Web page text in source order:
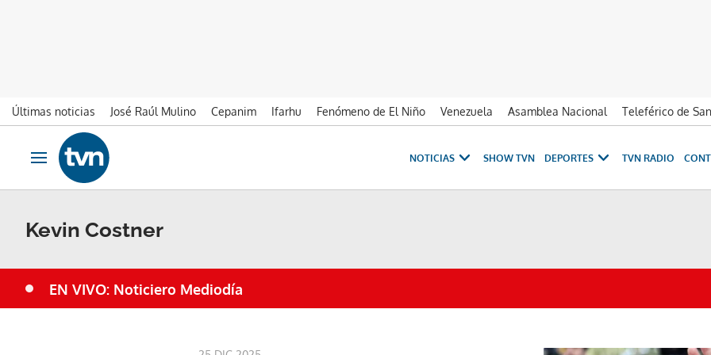
Últimas noticias José Raúl Mulino Cepanim Ifarhu Fenómeno de El Niño Venezuela Asamblea Nacional Teleférico de
Ir al contenido
Obrir navegació
NOTICIAS SHOW TVN DEPORTES TVN RADIO
Kevin Costner
EN VIVO: Noticiero Mediodía